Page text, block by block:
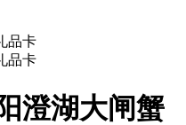
澄湖大闸蟹